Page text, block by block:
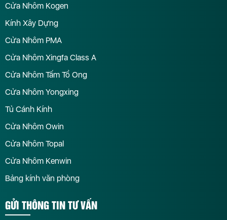
Cửa Nhôm Kogen
Kính Xây Dựng
Cửa Nhôm PMA
Cửa Nhôm Xingfa Class A
Cửa Nhôm Tấm Tổ Ong
Cửa Nhôm Yongxing
Tủ Cánh Kính
Cửa Nhôm Owin
Cửa Nhôm Topal
Cửa Nhôm Kenwin
Bảng kính văn phòng
GỬI THÔNG TIN TƯ VẤN